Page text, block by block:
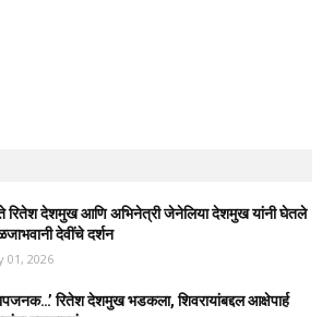
रितेश देशमुख आणि अभिनेत्री जेनेलिया देशमुख यांनी घेतले
देवींचे दर्शन
01, 2026
रितेश देशमुख भडकला, शिवरायांबद्दल आक्षेपार्ह